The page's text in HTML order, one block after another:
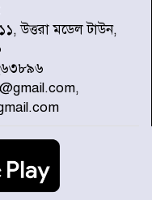
বিশ্বমিডিয়ায় পৌঁছে
চেষ্টা ৩ বার
মুক্ত করার সকল
হবে- আসাদুল হাবিব দুলু
খাতে অস্থিরতা তৈরির
চক্র : প্রধানমন্ত্রী
উত্তরা মডেল টাউন,